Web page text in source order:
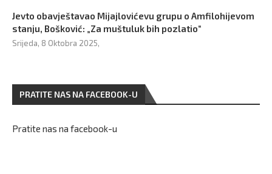
Jevto obavještavao Mijajlovićevu grupu o Amfilohijevom
stanju, Bošković: „Za muštuluk bih pozlatio“
Srijeda, 8 Oktobra 2025,
PRATITE NAS NA FACEBOOK-U
Pratite nas na facebook-u